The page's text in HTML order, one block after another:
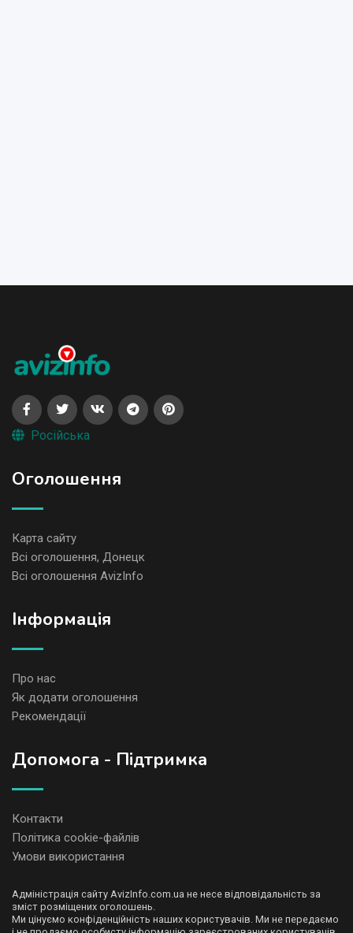
Російська
Оголошення
Карта сайту
Всі оголошення, Донецк
Всі оголошення AvizInfo
Iнформація
Про нас
Як додати оголошення
Рекомендації
Допомога - Підтримка
Контакти
Політика cookie-файлів
Умови використання
Адміністрація сайту AvizInfo.com.ua не несе відповідальність за
зміст розміщених оголошень.
Ми цінуємо конфіденційність наших користувачів. Ми не передаємо